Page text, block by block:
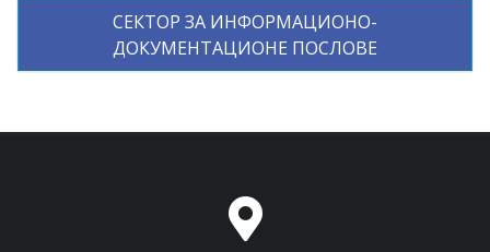
СЕКТОР ЗА ИНФОРМАЦИОНО-
ДОКУМЕНТАЦИОНЕ ПОСЛОВЕ